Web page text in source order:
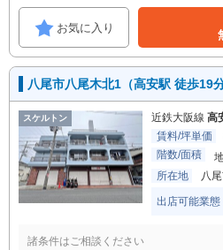
お気に入り
八尾市八尾木北1（高安駅 徒歩19
スケルトン 近鉄大阪線 高
賃料/坪単価
階数/面積
所在地
八
出店可能業態
諸条件はご相談ください